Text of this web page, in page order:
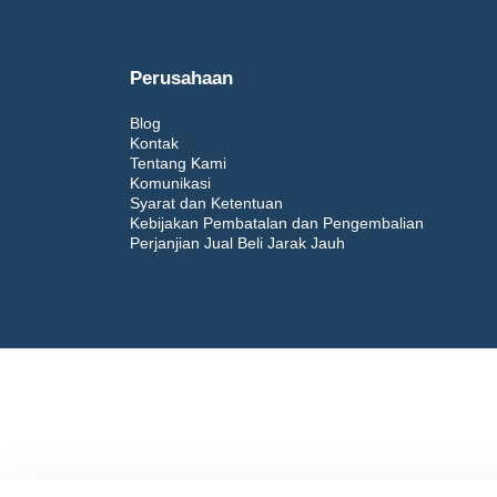
Perusahaan
Blog
Kontak
Tentang Kami
Komunikasi
Syarat dan Ketentuan
Kebijakan Pembatalan dan Pengembalian
Perjanjian Jual Beli Jarak Jauh